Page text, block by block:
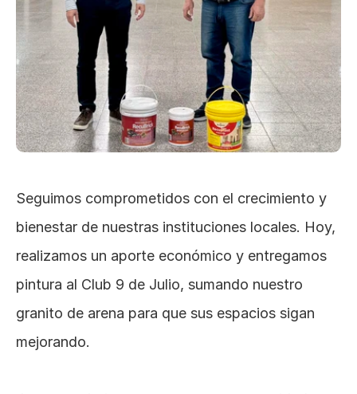
Seguimos comprometidos con el crecimiento y
bienestar de nuestras instituciones locales. Hoy,
realizamos un aporte económico y entregamos
pintura al Club 9 de Julio, sumando nuestro
granito de arena para que sus espacios sigan
mejorando.